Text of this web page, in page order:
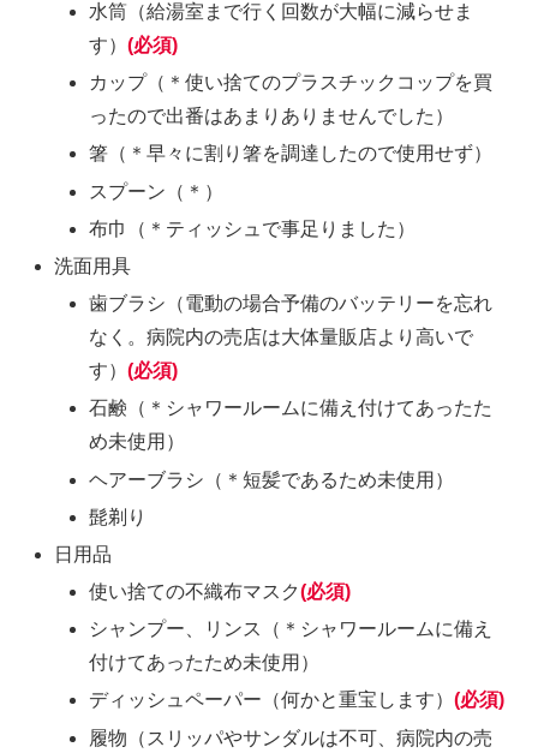
水筒（給湯室まで行く回数が大幅に減らせま
す）(必須)
カップ（＊使い捨てのプラスチックコップを買
ったので出番はあまりありませんでした）
箸（＊早々に割り箸を調達したので使用せず）
スプーン（＊）
布巾（＊ティッシュで事足りました）
洗面用具
歯ブラシ（電動の場合予備のバッテリーを忘れ
なく。病院内の売店は大体量販店より高いで
す）(必須)
石鹸（＊シャワールームに備え付けてあったた
め未使用）
ヘアーブラシ（＊短髪であるため未使用）
髭剃り
日用品
使い捨ての不織布マスク(必須)
シャンプー、リンス（＊シャワールームに備え
付けてあったため未使用）
ディッシュペーパー（何かと重宝します）(必須)
履物（スリッパやサンダルは不可、病院内の売